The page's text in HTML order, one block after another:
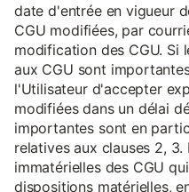
date d'entrée en vigueur
CGU modifiées, par
modification des CGU. Si
aux CGU sont
l'Utilisateur d'accepter
modifiées dans un délai
importantes sont en
relatives aux clauses 2,
immatérielles des CGU
dispositions matérielles,